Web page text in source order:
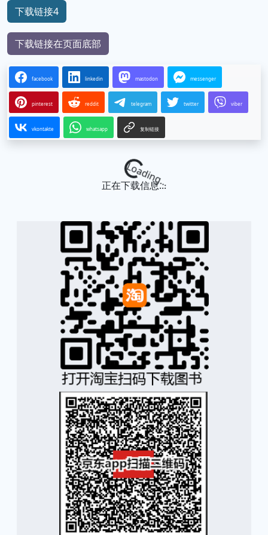
下载链接4
下载链接在页面底部
facebook linkedin mastodon messenger
pinterest reddit telegram twitter viber
vkontakte whatsapp 复制链接
Loading...
正在下载信息...